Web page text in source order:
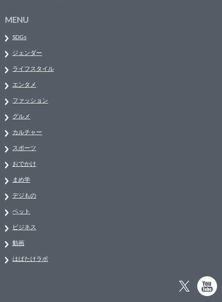
MENU
SDGs
ジェンダー
ライフスタイル
エンタメ
ファッション
グルメ
カルチャー
スポーツ
おでかけ
まめ学
デジもの
ペット
ビジネス
動画
はばたけラボ